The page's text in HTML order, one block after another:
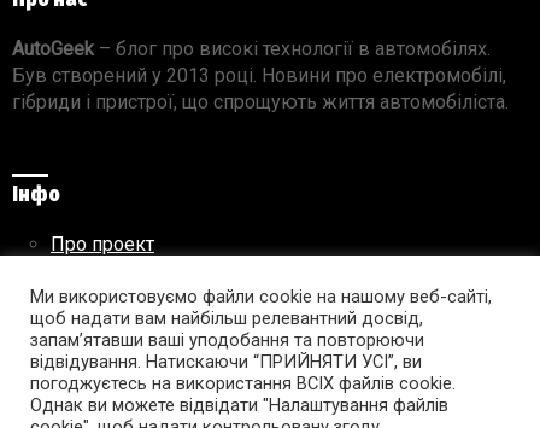
AutoGeek– блог про високі технології в автомобілях.
Був створений у 2013 році. Новини про електромобілі,
гібриди і пристрої, що спрощують життя автомобіліста.
Інфо
Про проект
Правила використання матеріалів
Підпишись на AutoGeek!
Ми використовуємо файли cookie на нашому веб-сайті,
щоб надати вам найбільш релевантний досвід,
запам’ятавши ваші уподобання та повторюючи
відвідування. Натискаючи “ПРИЙНЯТИ УСІ”, ви
погоджуєтесь на використання ВСІХ файлів cookie.
Однак ви можете відвідати "Налаштування файлів